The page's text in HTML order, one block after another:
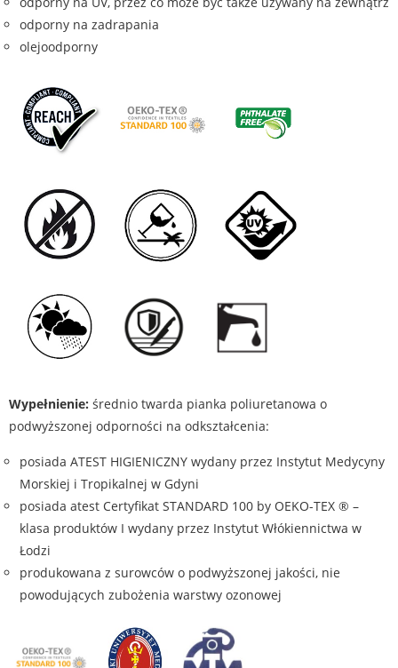
odporny na zadrapania
olejoodporny
Wypełnienie: średnio twarda pianka poliuretanowa o
podwyższonej odporności na odkształcenia:
posiada ATEST HIGIENICZNY wydany przez Instytut Medycyny
Morskiej i Tropikalnej w Gdyni
posiada atest Certyfikat STANDARD 100 by OEKO-TEX ® –
klasa produktów I wydany przez Instytut Włókiennictwa w
Łodzi
produkowana z surowców o podwyższonej jakości, nie
powodujących zubożenia warstwy ozonowej